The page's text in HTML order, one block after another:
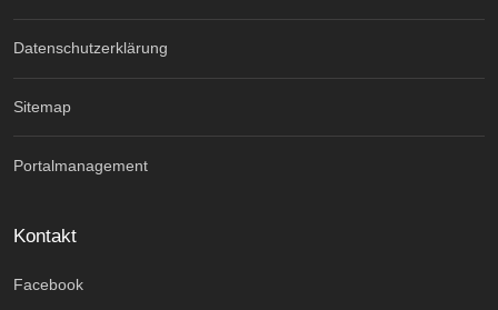
Datenschutzerklärung
Sitemap
Portalmanagement
Kontakt
Facebook